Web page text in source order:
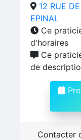
12 RUE
EPINAL
Ce
d'horaires
Ce
de
Contacter